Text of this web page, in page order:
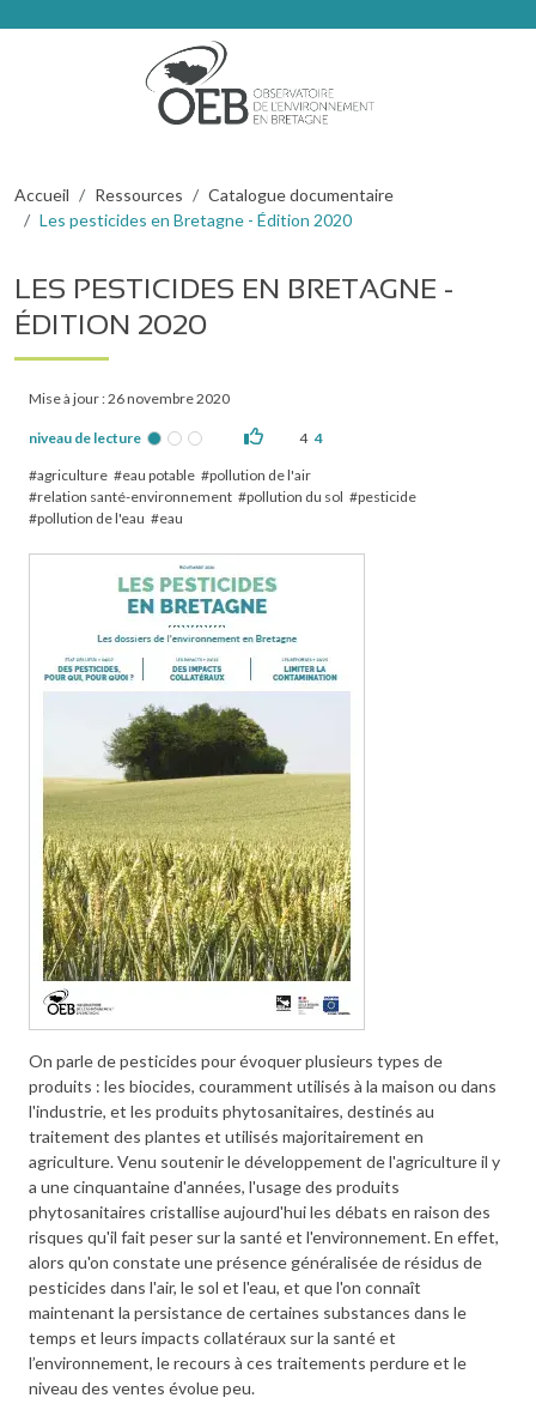
Fil d'Ariane
Accueil Ressources
Catalogue documentaire
Les pesticides en Bretagne - Édition 2020
LES PESTICIDES EN BRETAGNE -
ÉDITION 2020
Mise à jour : 26 novembre 2020
niveau de lecture 4 4
agriculture eau potable
pollution de l'air
relation santé-environnement
pollution du sol
pesticide
pollution de l'eau
eau
On parle de pesticides pour évoquer plusieurs types de
produits : les biocides, couramment utilisés à la maison ou dans
l'industrie, et les produits phytosanitaires, destinés au
traitement des plantes et utilisés majoritairement en
agriculture. Venu soutenir le développement de l'agriculture il y
a une cinquantaine d'années, l'usage des produits
phytosanitaires cristallise aujourd'hui les débats en raison des
risques qu'il fait peser sur la santé et l'environnement. En effet,
alors qu'on constate une présence généralisée de résidus de
pesticides dans l'air, le sol et l'eau, et que l'on connaît
maintenant la persistance de certaines substances dans le
temps et leurs impacts collatéraux sur la santé et
l’environnement, le recours à ces traitements perdure et le
niveau des ventes évolue peu.